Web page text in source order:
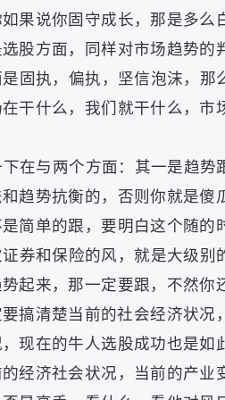
果说你固守成长 ， 那是多么
股方面 ， 同样对市场趋势的
是固执 ， 偏执 ， 坚信泡沫 ， 那
干什么 ， 我们就干什么 ， 市
在与两个方面 ： 其一是趋势
趋势抗衡的， 否则你就是傻
简单的跟 ， 要明白这个随的
券和保险的风 ， 就是大级别
起来 ， 那一定要跟 ， 不然你
搞清楚当前的社会经济状况 ，
， 现在的牛人选股成功也是如
经济社会状况 ， 当前的产业